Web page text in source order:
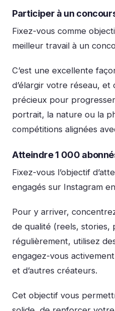
Participer à un
Fixez-vous comme
meilleur travail à un
C’est une excellente
d’élargir votre réseau,
précieux pour
portrait, la nature ou la
compétitions alignées
Atteindre 1 000
Fixez-vous l’objectif
engagés sur Instagram
Pour y arriver,
de qualité (reels, stories,
régulièrement, utilisez
engagez-vous
et d’autres créateurs.
Cet objectif vous